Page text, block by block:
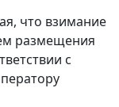
что взимание
размещения
с